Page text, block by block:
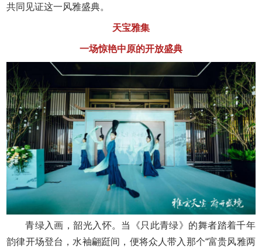
共同见证这一风雅盛典。
天宝雅集
一场惊艳中原的开放盛典
青绿入画，韶光入怀。当《只此青绿》的舞者踏着千年
韵律开场登台，水袖翩跹间，便将众人带入那个“富贵风雅两